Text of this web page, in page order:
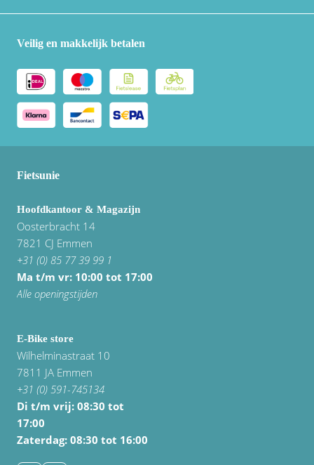
Veilig en makkelijk betalen
Fietsunie
Hoofdkantoor & Magazijn
Oosterbracht 14
7821 CJ Emmen
+31 (0) 85 77 39 99 1
Ma t/m vr: 10:00 tot 17:00
Alle openingstijden
E-Bike store
Wilhelminastraat 10
7811 JA Emmen
+31 (0) 591-745134
Di t/m vrij: 08:30 tot
17:00
Zaterdag: 08:30 tot 16:00